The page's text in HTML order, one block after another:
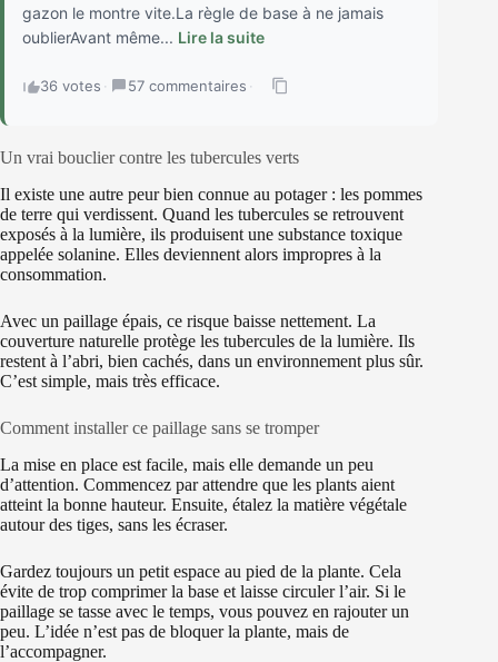
gazon le montre vite.La règle de base à ne jamais
oublierAvant même... Lire la suite
36 votes · 57 commentaires ·
Un vrai bouclier contre les tubercules verts
Il existe une autre peur bien connue au potager : les pommes
de terre qui verdissent. Quand les tubercules se retrouvent
exposés à la lumière, ils produisent une substance toxique
appelée solanine. Elles deviennent alors impropres à la
consommation.
Avec un paillage épais, ce risque baisse nettement. La
couverture naturelle protège les tubercules de la lumière. Ils
restent à l’abri, bien cachés, dans un environnement plus sûr.
C’est simple, mais très efficace.
Comment installer ce paillage sans se tromper
La mise en place est facile, mais elle demande un peu
d’attention. Commencez par attendre que les plants aient
atteint la bonne hauteur. Ensuite, étalez la matière végétale
autour des tiges, sans les écraser.
Gardez toujours un petit espace au pied de la plante. Cela
évite de trop comprimer la base et laisse circuler l’air. Si le
paillage se tasse avec le temps, vous pouvez en rajouter un
peu. L’idée n’est pas de bloquer la plante, mais de
l’accompagner.